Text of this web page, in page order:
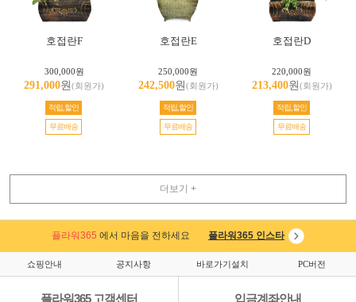
호접란F
300,000원
291,000원(회원가)
적립,할인
무료배송
호접란E
250,000원
242,500원(회원가)
적립,할인
무료배송
호접란D
220,000원
213,400원(회원가)
적립,할인
무료배송
더보기 +
플라워365 에서 마음을 전하세요 플라워365 인스타
쇼핑안내 공지사항 바로가기설치 PC버전
플라워365 고객센터 입금계좌안내